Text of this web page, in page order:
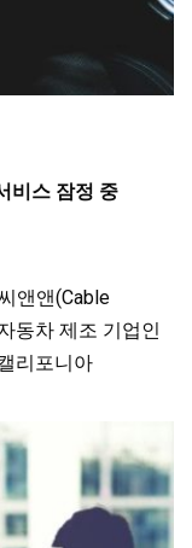
비스 잠정 중
앤앤(Cable
동차 제조 기업인
리포니아